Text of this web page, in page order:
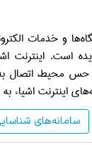
و خدمات
است. اینترنت
محیط، اتصال به
اینترنت اشیاء
سامانه‌های